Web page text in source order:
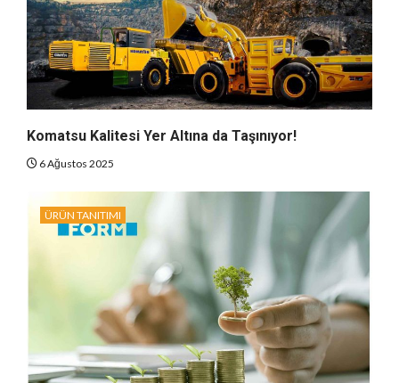
Komatsu Kalitesi Yer Altına da Taşınıyor!
6 Ağustos 2025
ÜRÜN TANITIMI